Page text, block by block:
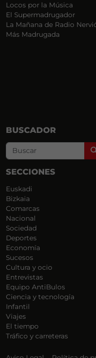
Locos por la Música
El Supermadrugador
La Mañana de Radio
Más Madrugada
BUSCADOR
SECCIONES
Euskadi
Bizkaia
Comarcas
Nacional
Sociedad
Deportes
Economía
Sucesos
Cultura y ocio
Entrevistas
Equipo AntiBulos
Ciencia y tecnología
Infantil
Viajes
El tiempo
Tráfico y carreteras